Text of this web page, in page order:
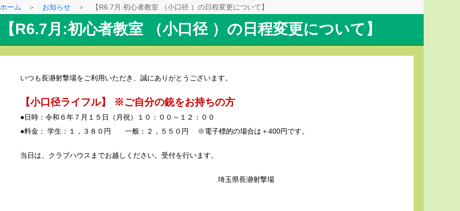
ホーム ＞ お知らせ ＞ 【R6.7月:初心者教室 （小口径 ）の日程変更について】
【R6.7月:初心者教室 （小口径 ）の日程変更について】
いつも長瀞射撃場をご利用いただき、誠にありがとうございます。
【小口径ライフル】 ※ご自分の銃をお持ちの方
●日時：令和６年７月１５日（月祝）１０：００～１２：００
●料金： 学生：１，３８０円 一般：２，５５０円 ※電子標的の場合は＋400円です。
当日は、クラブハウスまでお越しください。受付を行います。
埼玉県長瀞射撃場